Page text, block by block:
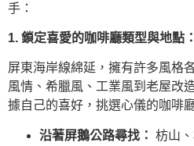
手：
1. 鎖定喜愛的咖啡廳類型與地點：
屏東海岸線綿延，擁有許多風格
風情、希臘風、工業風到老屋改
據自己的喜好，挑選心儀的咖啡
沿著屏鵝公路尋找： 枋山